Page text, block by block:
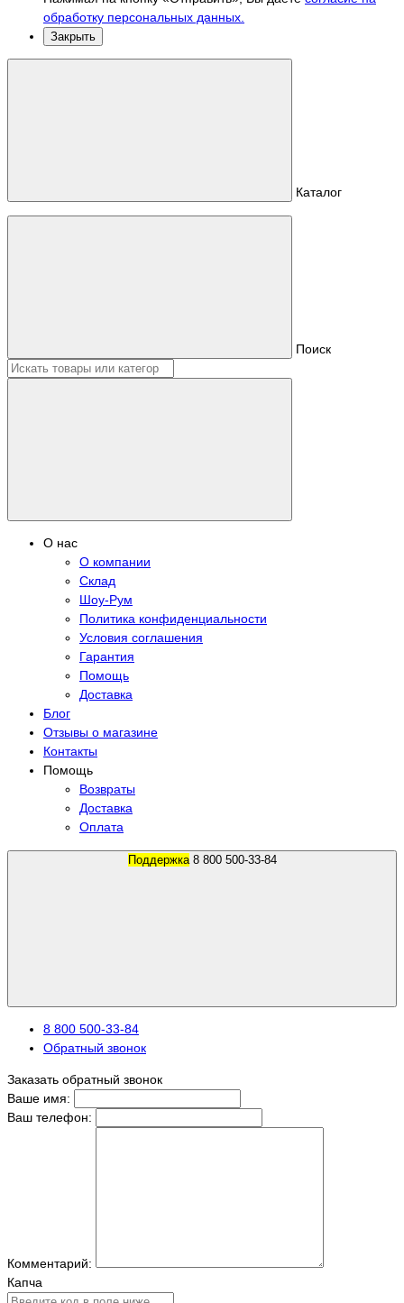
обработку персональных данных.
Закрыть
Каталог
Поиск
О нас
О компании
Склад
Шоу-Рум
Политика конфиденциальности
Условия соглашения
Гарантия
Помощь
Доставка
Блог
Отзывы о магазине
Контакты
Помощь
Возвраты
Доставка
Оплата
Поддержка 8 800 500-33-84
8 800 500-33-84
Обратный звонок
Заказать обратный звонок
Ваше имя:
Ваш телефон:
Комментарий:
Капча